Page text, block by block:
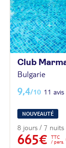
Club
Bulgarie
9,4/10 11 avis
NOUVEAUTÉ
8 jours / 7 nuits
665€
TTC
/ pers.